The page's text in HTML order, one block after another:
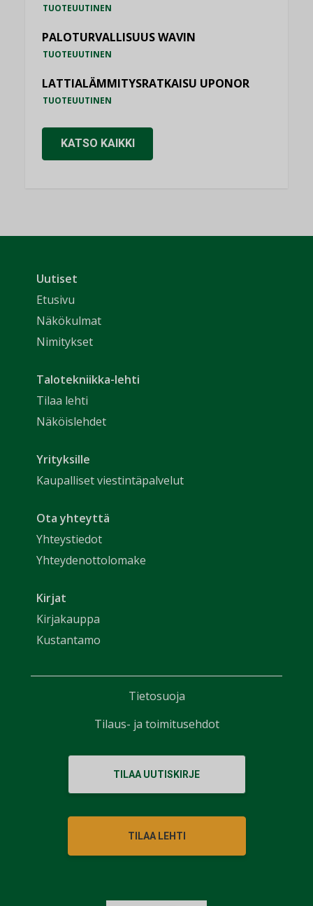
TUOTEUUTINEN
PALOTURVALLISUUS WAVIN
TUOTEUUTINEN
LATTIALÄMMITYSRATKAISU UPONOR
TUOTEUUTINEN
KATSO KAIKKI
Uutiset
Etusivu
Näkökulmat
Nimitykset
Talotekniikka-lehti
Tilaa lehti
Näköislehdet
Yrityksille
Kaupalliset viestintäpalvelut
Ota yhteyttä
Yhteystiedot
Yhteydenottolomake
Kirjat
Kirjakauppa
Kustantamo
TILAA UUTISKIRJE
TILAA LEHTI
Tietosuoja
Tilaus- ja toimitusehdot